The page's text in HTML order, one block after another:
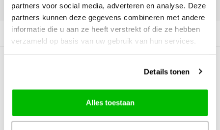
partners voor social media, adverteren en analyse. Deze
partners kunnen deze gegevens combineren met andere
informatie die u aan ze heeft verstrekt of die ze hebben
verzameld op basis van uw gebruik van hun services.
Details tonen
Alles toestaan
DELEN:
Productomschrijving
0Reviews